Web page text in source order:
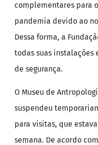
complementares para
pandemia devido ao
Dessa forma, a
todas suas instalações
de segurança.
O Museu de
suspendeu
para visitas, que
semana. De acordo